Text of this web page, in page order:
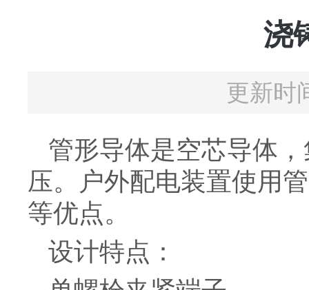
浇
更新时
管形导体是空芯导体
压。户外配电装置使用
等优点。
设计特点：